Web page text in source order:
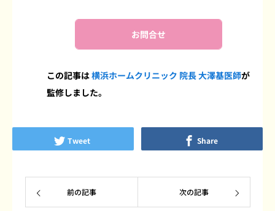
お問合せ
この記事は横浜ホームクリニック 院長 大澤基医師が
監修しました。
Tweet Share
前の記事 次の記事